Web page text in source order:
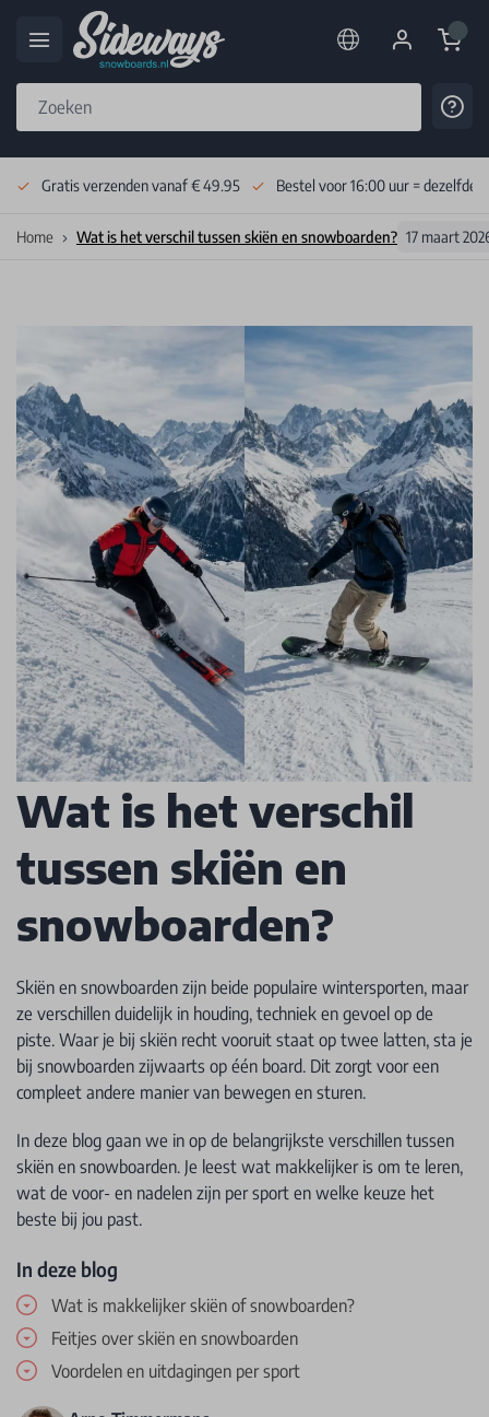
Cart
Gratis verzenden vanaf € 49.95 Bestel voor 16:00 uur = dezelfde
Home Wat is het verschil tussen skiën en snowboarden? 17 maart
Wat is het verschil
tussen skiën en
snowboarden?
Skiën en snowboarden zijn beide populaire wintersporten, maar
ze verschillen duidelijk in houding, techniek en gevoel op de
piste. Waar je bij skiën recht vooruit staat op twee latten, sta je
bij snowboarden zijwaarts op één board. Dit zorgt voor een
compleet andere manier van bewegen en sturen.
In deze blog gaan we in op de belangrijkste verschillen tussen
skiën en snowboarden. Je leest wat makkelijker is om te leren,
wat de voor- en nadelen zijn per sport en welke keuze het
beste bij jou past.
In deze blog
Wat is makkelijker skiën of snowboarden?
Feitjes over skiën en snowboarden
Voordelen en uitdagingen per sport